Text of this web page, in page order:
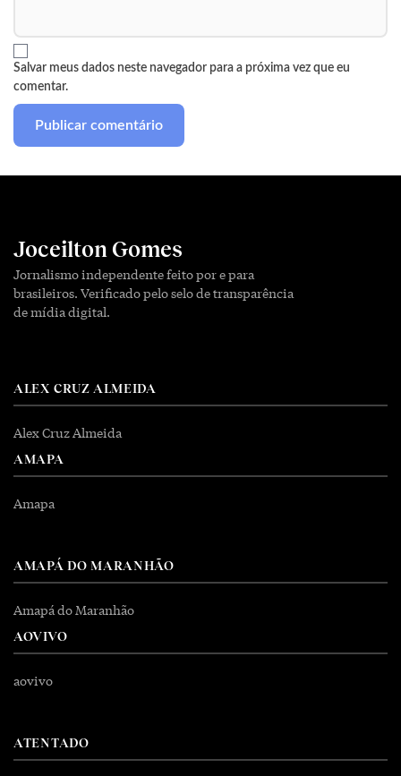
Salvar meus dados neste navegador para a próxima vez que eu
comentar.
Joceilton Gomes
Jornalismo independente feito por e para
brasileiros. Verificado pelo selo de transparência
de mídia digital.
ALEX CRUZ ALMEIDA
Alex Cruz Almeida
AMAPA
Amapa
AMAPÁ DO MARANHÃO
Amapá do Maranhão
AOVIVO
aovivo
ATENTADO